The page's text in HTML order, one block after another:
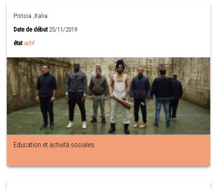
Pistoia ,Italia
Date de début25/11/2019
état actif
Education et actività sociales